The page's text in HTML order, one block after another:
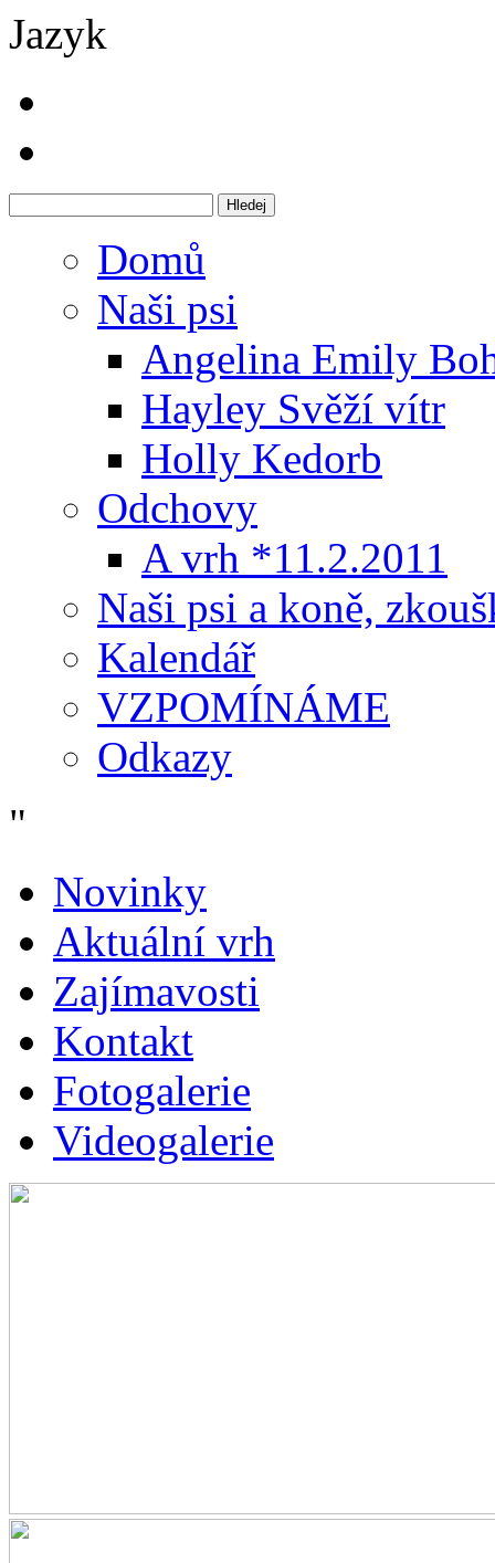
Jazyk
Domů
Naši psi
Angelina Emily
Hayley Svěží vítr
Holly Kedorb
Odchovy
A vrh *11.2.2011
Naši psi a koně,
Kalendář
VZPOMÍNÁME
Odkazy
"
Novinky
Aktuální vrh
Zajímavosti
Kontakt
Fotogalerie
Videogalerie